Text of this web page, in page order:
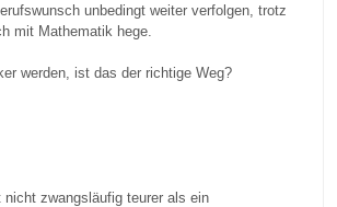
unbedingt weiter verfolgen, trotz
mit Mathematik hege.
werden, ist das der richtige Weg?
zwangsläufig teurer als ein